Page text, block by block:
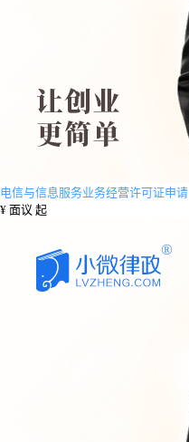
电信与信息服务业务经营许可证申请
¥ 面议 起